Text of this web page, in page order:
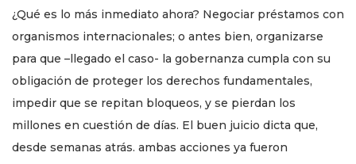
¿Qué es lo más inmediato ahora? Negociar préstamos con
organismos internacionales; o antes bien, organizarse
para que –llegado el caso- la gobernanza cumpla con su
obligación de proteger los derechos fundamentales,
impedir que se repitan bloqueos, y se pierdan los
millones en cuestión de días. El buen juicio dicta que,
desde semanas atrás. ambas acciones ya fueron